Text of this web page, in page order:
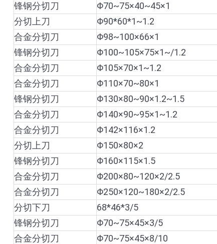
锋钢分切刀
Φ70~75×40~45×1
分切上刀
Φ90*60*1~1.2
合金分切刀
Φ98~100×66×1
锋钢分切刀
Φ100~105×75×1~/1.2
合金分切刀
Φ105×70×1~1.2
合金分切刀
Φ110×70~80×1
锋钢分切刀
Φ130×80~90×1.2~1.5
合金分切刀
Φ140×90~95×1~1.2
合金分切刀
Φ142×116×1.2
分切上刀
Φ150×80×2
锋钢分切刀
Φ160×115×1.5
合金分切刀
Φ200×80~120×2/2.5
合金分切刀
Φ250×120~180×2/2.5
分切下刀
68*46*3/5
锋钢分切刀
Φ70~75×45×3/5
合金分切刀
Φ70~75×45×8/10